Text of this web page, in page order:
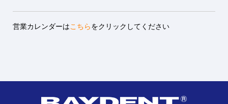
営業カレンダーはこちらをクリックしてください